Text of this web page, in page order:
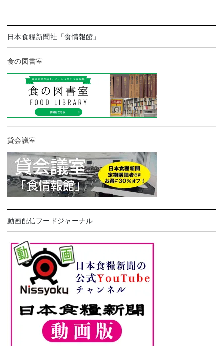
日本食糧新聞社「食情報館」
食の図書室
貸会議室
動画配信フードジャーナル